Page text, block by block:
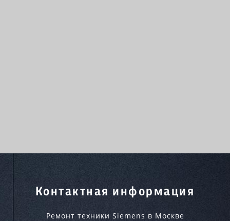
Контактная информация
Ремонт техники Siemens в Москве